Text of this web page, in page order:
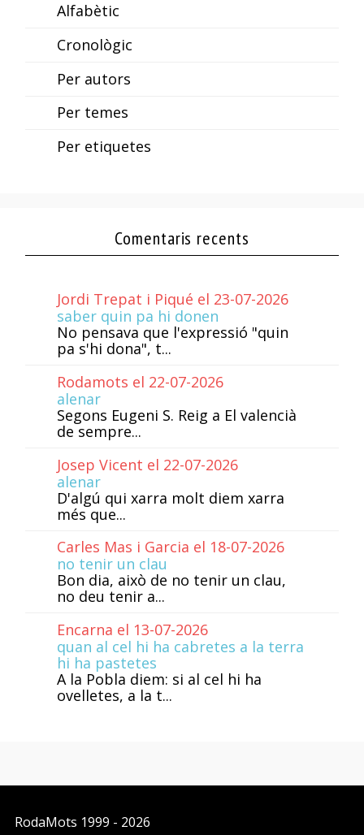
Alfabètic
Cronològic
Per autors
Per temes
Per etiquetes
Comentaris recents
Jordi Trepat i Piqué el 23-07-2026
saber quin pa hi donen
No pensava que l'expressió "quin
pa s'hi dona", t...
Rodamots el 22-07-2026
alenar
Segons Eugeni S. Reig a El valencià
de sempre...
Josep Vicent el 22-07-2026
alenar
D'algú qui xarra molt diem xarra
més que...
Carles Mas i Garcia el 18-07-2026
no tenir un clau
Bon dia, això de no tenir un clau,
no deu tenir a...
Encarna el 13-07-2026
quan al cel hi ha cabretes a la terra
hi ha pastetes
A la Pobla diem: si al cel hi ha
ovelletes, a la t...
RodaMots 1999 - 2026